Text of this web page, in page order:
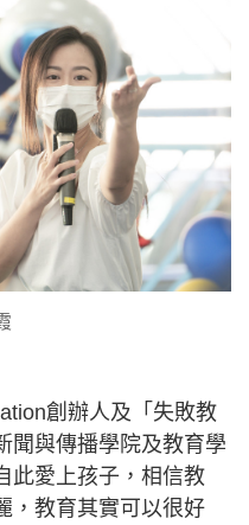
創辦人及「失敗教
聞與傳播學院及教育學
此愛上孩子，相信教
，教育其實可以很好